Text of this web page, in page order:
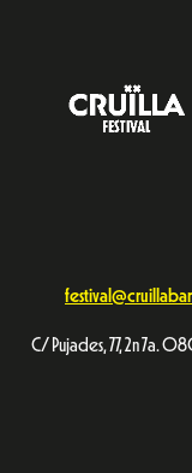
C/ Pujades, 77, 2n 7a.